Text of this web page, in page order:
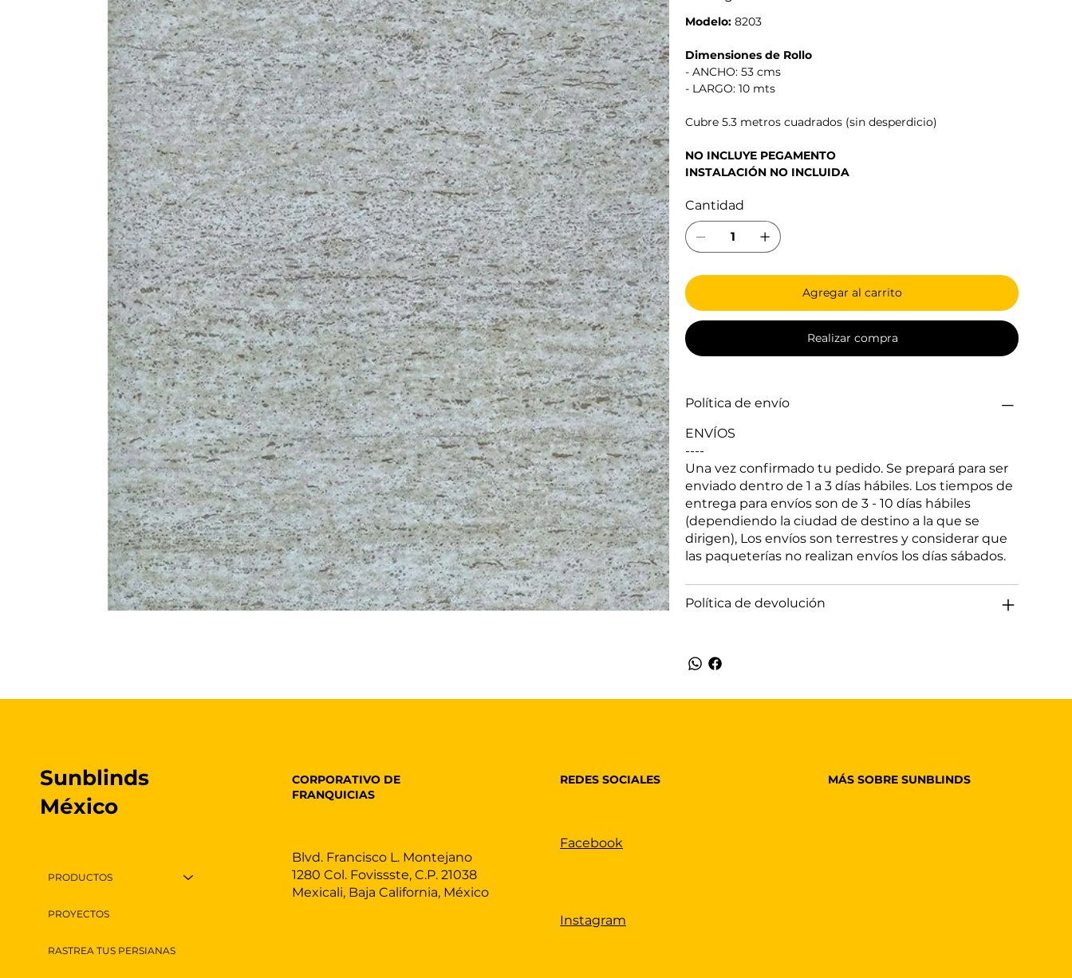
Modelo: 8203
Dimensiones de Rollo
- ANCHO: 53 cms
- LARGO: 10 mts
Cubre 5.3 metros cuadrados (sin desperdicio)
NO INCLUYE PEGAMENTO
INSTALACIÓN NO INCLUIDA
Cantidad
Agregar al carrito
Realizar compra
Política de envío
ENVÍOS
----
Una vez confirmado tu pedido. Se prepará para ser
enviado dentro de 1 a 3 días hábiles. Los tiempos de
entrega para envíos son de 3 - 10 días hábiles
(dependiendo la ciudad de destino a la que se
dirigen), Los envíos son terrestres y considerar que
las paqueterías no realizan envíos los días sábados.
Política de devolución
PRODUCTOS
PROYECTOS
RASTREA TUS PERSIANAS
Sunblinds
México
Blvd. Francisco L. Montejano
1280 Col. Fovissste, C.P. 21038
Mexicali, Baja California, México
CORPORATIVO DE
FRANQUICIAS
REDES SOCIALES
Facebook
Instagram
MÁS SOBRE SUNBLINDS